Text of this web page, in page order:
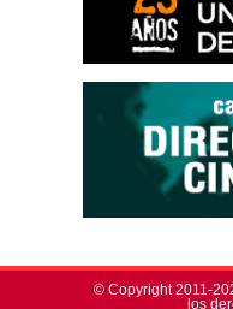
© Copyright 2011-
los